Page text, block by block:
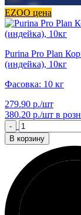
EZOO цена
Purina Pro Plan
(индейка), 10кг
Фасовка: 10 кг
279.90 р./шт
380.20 р./шт в
-
В корзину